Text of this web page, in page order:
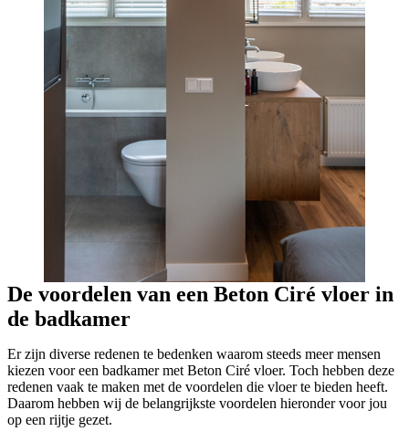
De voordelen van een Beton Ciré vloer in
de badkamer
Er zijn diverse redenen te bedenken waarom steeds meer mensen
kiezen voor een badkamer met Beton Ciré vloer. Toch hebben deze
redenen vaak te maken met de voordelen die vloer te bieden heeft.
Daarom hebben wij de belangrijkste voordelen hieronder voor jou
op een rijtje gezet.